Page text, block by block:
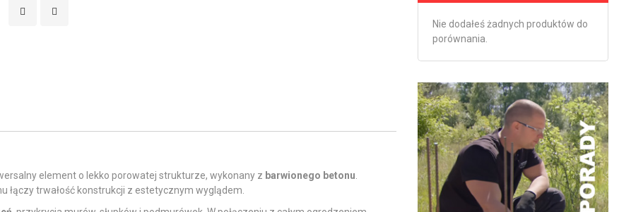
element o lekko porowatej strukturze, wykonany z barwionego betonu
łączy trwałość konstrukcji z estetycznym wyglądem.
Nie dodałeś żadnych produktów do
porównania.